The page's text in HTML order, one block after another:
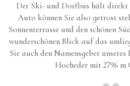
Der Ski- und Dorfbus hält direkt
Auto können Sie also getrost
Sonnenterrasse und den schönen
wunderschönen Blick auf das
Sie auch den Namensgeber
Hocheder mit 2796 m